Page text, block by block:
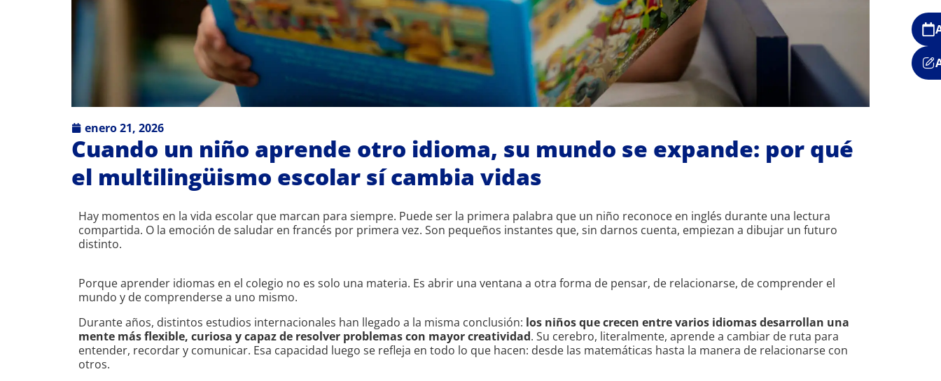
enero 21, 2026
Cuando un niño aprende otro idioma, su mundo se expande: por qué
el multilingüismo escolar sí cambia vidas
Hay momentos en la vida escolar que marcan para siempre. Puede ser la primera palabra que un niño reconoce en inglés durante una lectura
compartida. O la emoción de saludar en francés por primera vez. Son pequeños instantes que, sin darnos cuenta, empiezan a dibujar un futuro
distinto.
Porque aprender idiomas en el colegio no es solo una materia. Es abrir una ventana a otra forma de pensar, de relacionarse, de comprender el
mundo y de comprenderse a uno mismo.
Durante años, distintos estudios internacionales han llegado a la misma conclusión: los niños que crecen entre varios idiomas desarrollan una
mente más flexible, curiosa y capaz de resolver problemas con mayor creatividad. Su cerebro, literalmente, aprende a cambiar de ruta para
entender, recordar y comunicar. Esa capacidad luego se refleja en todo lo que hacen: desde las matemáticas hasta la manera de relacionarse con
otros.